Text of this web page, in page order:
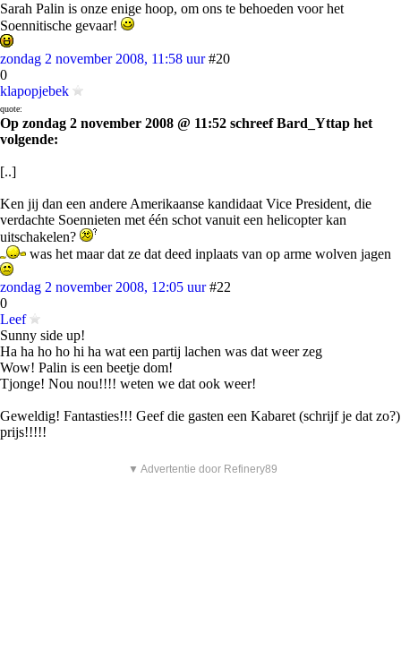
Sarah Palin is onze enige hoop, om ons te behoeden voor het
Soennitische gevaar!
zondag 2 november 2008, 11:58 uur #20
0
klapopjebek
quote:
Op zondag 2 november 2008 @ 11:52 schreef Bard_Yttap het
volgende:
[..]
Ken jij dan een andere Amerikaanse kandidaat Vice President, die
verdachte Soennieten met één schot vanuit een helicopter kan
uitschakelen?
was het maar dat ze dat deed inplaats van op arme wolven jagen
zondag 2 november 2008, 12:05 uur #22
0
Leef
Sunny side up!
Ha ha ho ho hi ha wat een partij lachen was dat weer zeg
Wow! Palin is een beetje dom!
Tjonge! Nou nou!!!! weten we dat ook weer!
Geweldig! Fantasties!!! Geef die gasten een Kabaret (schrijf je dat zo?)
prijs!!!!!
▼ Advertentie door Refinery89